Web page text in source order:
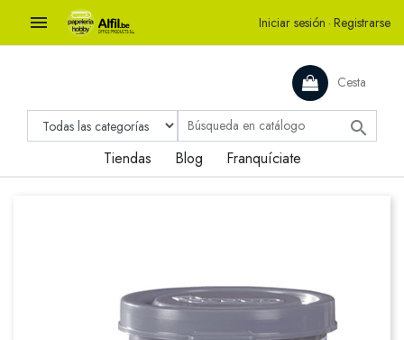
 Iniciar sesión · Registrarse
Cesta

Tiendas Blog Franquíciate